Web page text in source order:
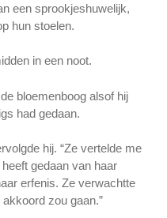
een sprookjeshuwelijk,
hun stoelen.
in een noot.
bloemenboog alsof hij
had gedaan.
hij. “Ze vertelde me
gedaan van haar
erfenis. Ze verwachtte
zou gaan.”